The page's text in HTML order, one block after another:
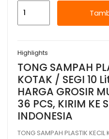
KECIL
KOTAK
/
SEGI
10
Liter
FLO
Highlights
TONG SAMPAH
KOTAK / SEGI 10
HARGA GROSIR
36 PCS, KIRIM KE
INDONESIA
TONG SAMPAH PLASTIK KECIL